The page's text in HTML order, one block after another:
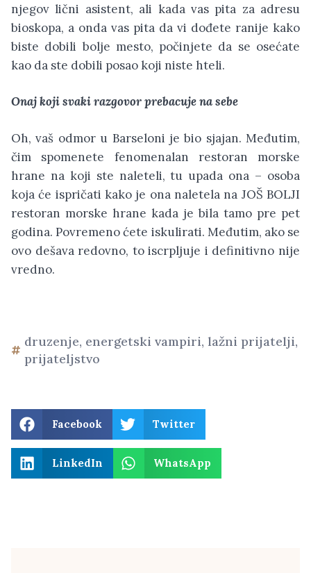
njegov lični asistent, ali kada vas pita za adresu
bioskopa, a onda vas pita da vi dođete ranije kako
biste dobili bolje mesto, počinjete da se osećate
kao da ste dobili posao koji niste hteli.
Onaj koji svaki razgovor prebacuje na sebe
Oh, vaš odmor u Barseloni je bio sjajan. Međutim,
čim spomenete fenomenalan restoran morske
hrane na koji ste naleteli, tu upada ona – osoba
koja će ispričati kako je ona naletela na JOŠ BOLJI
restoran morske hrane kada je bila tamo pre pet
godina. Povremeno ćete iskulirati. Međutim, ako se
ovo dešava redovno, to iscrpljuje i definitivno nije
vredno.
druzenje, energetski vampiri, lažni prijatelji,
prijateljstvo
Facebook Twitter
LinkedIn WhatsApp